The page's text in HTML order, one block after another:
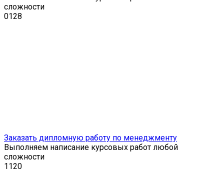
сложности
0128
Заказать дипломную работу по менеджменту
Выполняем написание курсовых работ любой
сложности
1 120